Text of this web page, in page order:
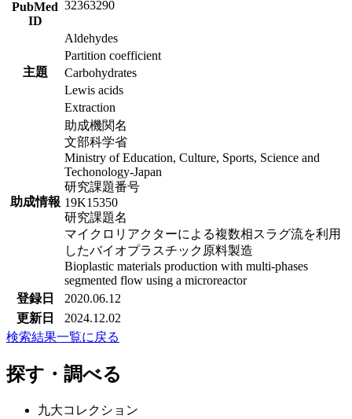
PubMed
ID
32363290
主題
Aldehydes
Partition coefficient
Carbohydrates
Lewis acids
Extraction
助成情報
助成機関名
文部科学省
Ministry of Education, Culture, Sports, Science and
Techonology-Japan
研究課題番号
19K15350
研究課題名
マイクロリアクターによる複数相スラグ流を利用
したバイオプラスチック原料製造
Bioplastic materials production with multi-phases
segmented flow using a microreactor
登録日
2020.06.12
更新日
2024.12.02
検索結果一覧に戻る
探す・調べる
九大コレクション